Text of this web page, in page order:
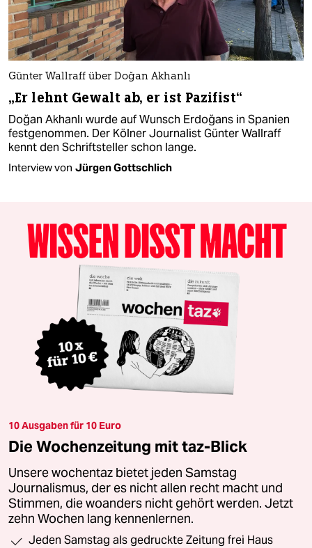
Günter Wallraff über Doğan Akhanlı
„Er lehnt Gewalt ab, er ist Pazifist“
Doğan Akhanlı wurde auf Wunsch Erdoğans in Spanien
festgenommen. Der Kölner Journalist Günter Wallraff
kennt den Schriftsteller schon lange.
Interview von Jürgen Gottschlich
10 Ausgaben für 10 Euro
Die Wochenzeitung mit taz-Blick
Unsere wochentaz bietet jeden Samstag
Journalismus, der es nicht allen recht macht und
Stimmen, die woanders nicht gehört werden. Jetzt
zehn Wochen lang kennenlernen.
Jeden Samstag als gedruckte Zeitung frei Haus